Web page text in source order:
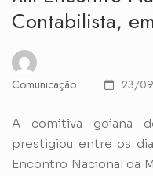
Contabilista,
Comunicação 23/
A comitiva goiana
prestigiou entre os
Encontro Nacional da